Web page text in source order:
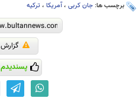
برچسب ها: جان کربی ،آمریکا ، ترکیه
پسندیدم